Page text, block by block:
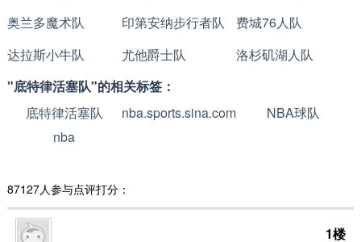
奥兰多魔术队
印第安纳步行者队
费城76人队
达拉斯小牛队
尤他爵士队
洛杉矶湖人队
"底特律活塞队"的相关标签：
底特律活塞队
nba.sports.sina.com.cn
NBA球队
nba
87127人参与点评打分：
1楼